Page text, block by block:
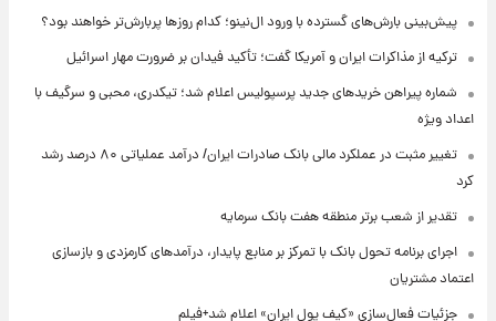
پیش‌بینی بارش‌های گسترده با ورود ال‌نینو؛ کدام روزها پربارش‌تر خواهند بود؟
ترکیه از مذاکرات ایران و آمریکا گفت؛ تأکید فیدان بر ضرورت مهار اسرائیل
شماره پیراهن خریدهای جدید پرسپولیس اعلام شد؛ تیکدری، محبی و سرگیف با
اعداد ویژه
تغییر مثبت در عملکرد مالی بانک صادرات ایران/ درآمد عملیاتی ۸۰ درصد رشد
کرد
تقدیر از شعب برتر منطقه هفت بانک سرمایه
اجرای برنامه تحول بانک با تمرکز بر منابع پایدار، درآمدهای کارمزدی و بازسازی
اعتماد مشتریان
جزئیات فعال‌سازی «کیف پول ایران» اعلام شد+فیلم